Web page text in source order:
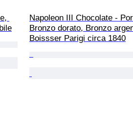
Napoleon III Chocolate -
Bronzo dorato, Bronzo
Boissser Parigi circa 1840